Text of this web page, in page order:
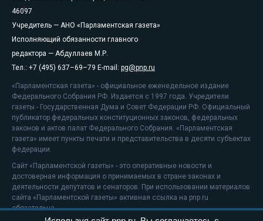
46097
Учредитель — АНО «Парламентская газета»
Исполняющий обязанности главного
редактора — Абдуллаев М.Р.
Тел.: +7 (495) 637–69–79 E-mail: pg@pnp.ru
«Парламентская газета» - официальное еженедельное издание
Федерального Собрания РФ. Издается с 1997 года. Учредители
газеты - Государственная Дума и Совет Федерации РФ. Официальный
публикатор федеральных конституционных законов, федеральных
законов и актов палат Федерального Собрания. «Парламентская
газета» имеет пункты печати и представительства в десяти субъектах
федерации.
Сайт «Парламентской газеты» - это оперативные новости и
достоверная информация о принимаемых в стране законах и
деятельности депутатов и сенаторов. При использовании материалов
сайта «Парламентской газеты» активная ссылка на pnp.ru
обязательна.